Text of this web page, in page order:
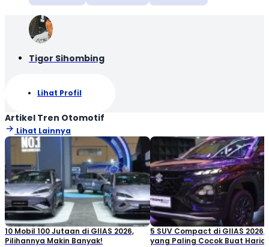
Tigor Sihombing
Lihat Profil
Artikel Tren Otomotif
Lihat Lainnya
10 Mobil 100 Jutaan di GIIAS 2026,
Pilihannya Makin Banyak!
5 SUV Compact di GIIAS 2026,
yang Paling Cocok Buat